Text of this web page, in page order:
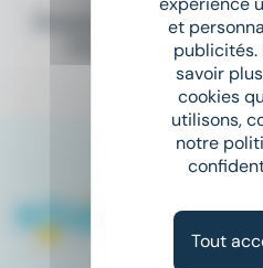
Elargissez vos critères
consultez la
et
publicités.
savoir
cookies
utilisons,
notre
Tout